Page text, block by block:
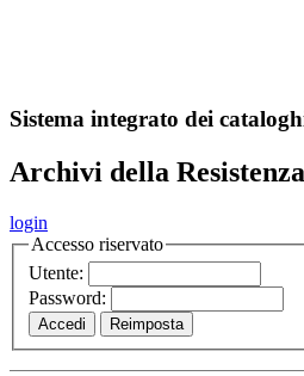
Sistema integrato dei
Archivi della
login
Accesso riservato
Utente:
Password: